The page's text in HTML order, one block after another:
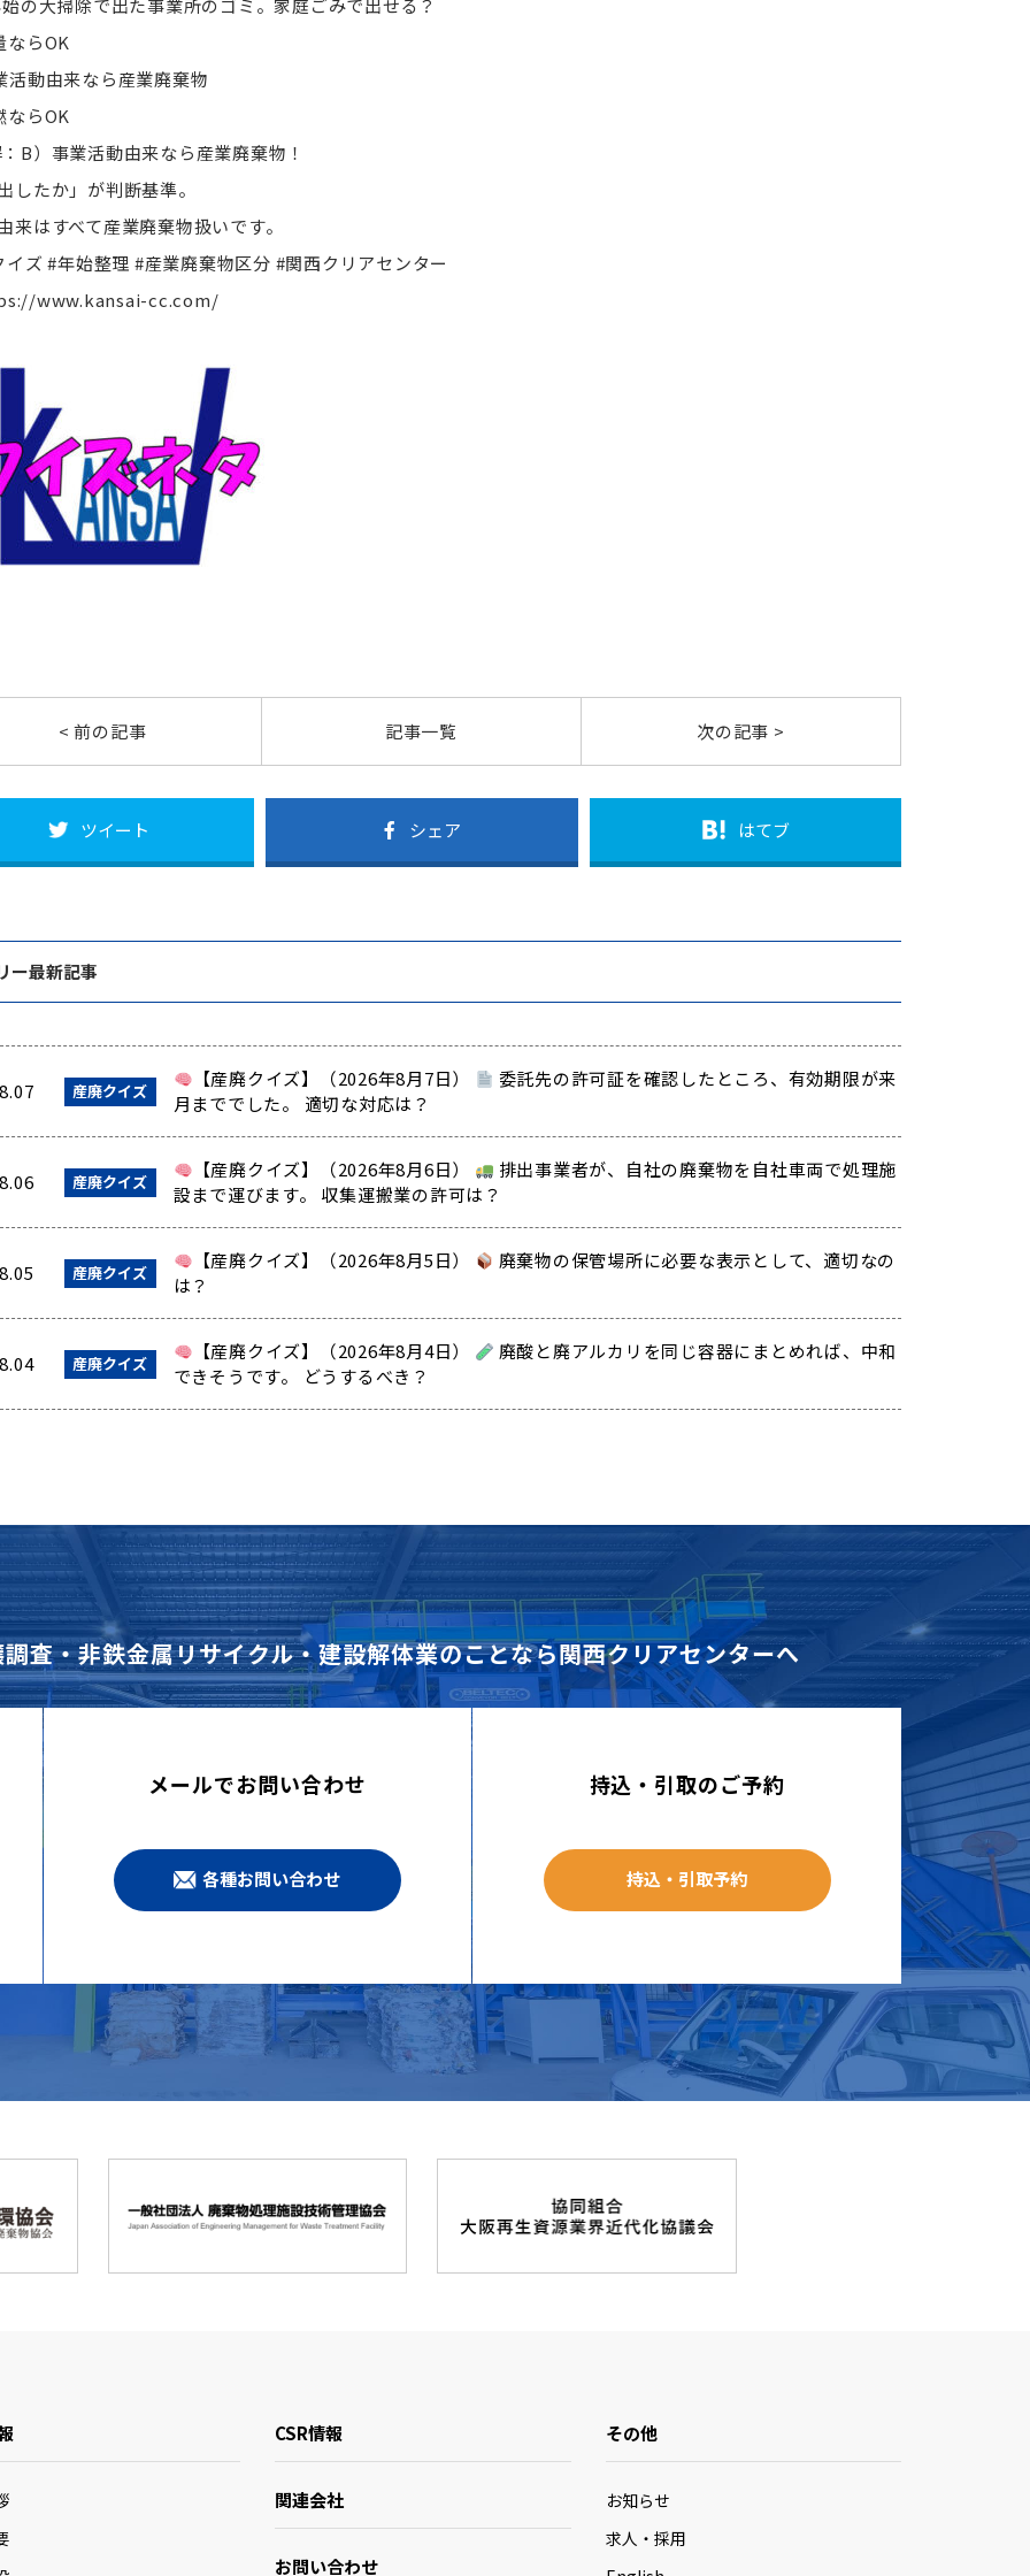
の大掃除で出た事業所のゴミ。家庭ごみで出せる？
ならOK
活動由来なら産業廃棄物
ならOK
B）事業活動由来なら産業廃棄物！
したか」が判断基準。
来はすべて産業廃棄物扱いです。
イズ #年始整理 #産業廃棄物区分 #関西クリアセンター
www.kansai-cc.com/
< 前の記事 記事一覧 次の記事 >
ツイート シェア はてブ
ー最新記事
産廃クイズ 【産廃クイズ】（2026年8月7日）
委託先の許可証を確認したところ、有効期限が来
月まででした。 適切な対応は？
産廃クイズ 【産廃クイズ】（2026年8月6日）
排出事業者が、自社の廃棄物を自社車両で処理施
設まで運びます。 収集運搬業の許可は？
産廃クイズ 【産廃クイズ】（2026年8月5日）
廃棄物の保管場所に必要な表示として、適切なの
は？
産廃クイズ 【産廃クイズ】（2026年8月4日）
廃酸と廃アルカリを同じ容器にまとめれば、中和
できそうです。 どうするべき？
査・非鉄金属リサイクル・建設解体業のことなら関西クリアセンターへ
メールでお問い合わせ
各種お問い合わせ
持込・引取のご予約
持込・引取予約
CSR情報
関連会社
お問い合わせ
その他
お知らせ
求人・採用